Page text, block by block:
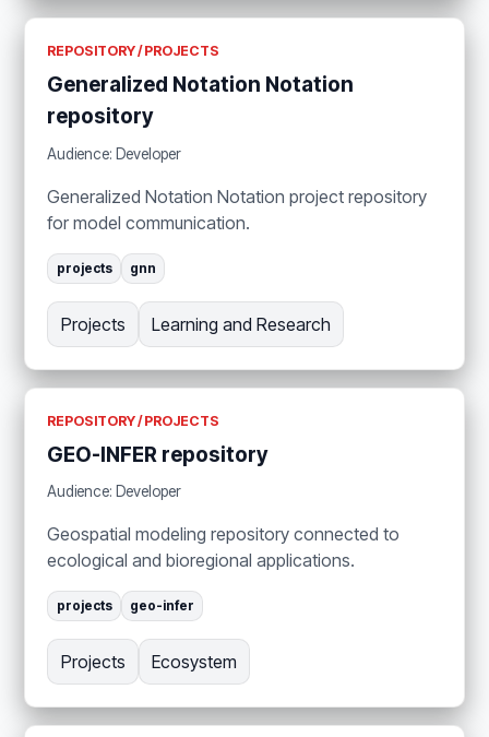
REPOSITORY / PROJECTS
Generalized Notation Notation
repository
Audience: Developer
Generalized Notation Notation project repository
for model communication.
projects gnn
Projects Learning and Research
REPOSITORY / PROJECTS
GEO-INFER repository
Audience: Developer
Geospatial modeling repository connected to
ecological and bioregional applications.
projects geo-infer
Projects Ecosystem